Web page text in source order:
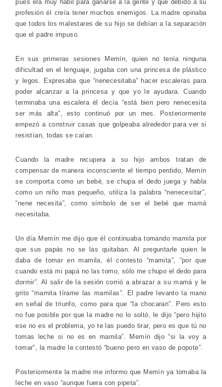
pues era muy hábil para ganarse a la gente y que debido a su
profesión él creía tener muchos enemigos. La madre opinaba
que todos los malestares de su hijo se debían a la separación
que el padre impuso.
En sus primeras sesiones Memín, quien no tenía ninguna
dificultad en el lenguaje, jugaba con una princesa de plástico
y legos. Expresaba que “nenecesitaba” hacer escaleras para
poder alcanzar a la princesa y que yo le ayudara. Cuando
terminaba una escalera él decía “está bien pero nenecesita
ser más alta”, esto continuó por un mes. Posteriormente
empezó a construir casas que golpeaba alrededor para ver si
resistían, todas se caían.
Cuando la madre recupera a su hijo ambos tratan de
compensar de manera inconsciente el tiempo perdido, Memín
se comporta como un bebé, se chupa el dedo juega y habla
como un niño mas pequeño, utiliza la palabra “nenecesitar”,
“nene necesita”, como símbolo de ser el bebé que mamá
necesitaba.
Un día Memín me dijo que él continuaba tomando mamila por
que sus papás no se las quitaban. Al preguntarle quien le
daba de tomar en mamila, él contesto “mamita”, “por que
cuando está mi papá no las tomo, sólo me chupo el dedo para
dormir”. Al salir de la sesión corrió a abrazar a su mamá y le
grito “mamita tírame las mamilas”. El padre levanto la mano
en señal de triunfo, como para que “la chocaran”. Pero esto
no fue posible por que la madre no lo soltó, le dijo “pero hijito
ese no es el problema, yo te las puedo tirar, pero es que tú no
tomas leche si no es en mamila”. Memín dijo “si la voy a
tomar”, la madre le contestó “bueno pero en vaso de popote”.
Posteriormente la madre me informo que Memín ya tomaba la
leche en vaso “aunque fuera con pipeta”.